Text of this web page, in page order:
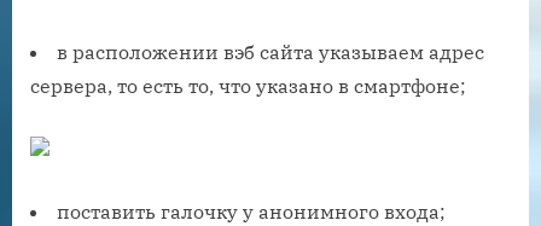
в расположении вэб сайта указываем адрес
сервера, то есть то, что указано в смартфоне;
поставить галочку у анонимного входа;